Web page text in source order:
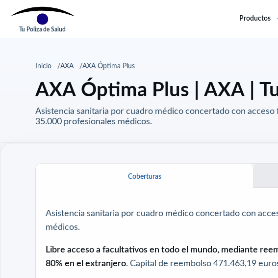
Tu Poliza de Salud
Productos
Inicio AXA AXA Óptima Plus
AXA Óptima Plus | AXA |
Asistencia sanitaria por cuadro médico concertado con acceso
35.000 profesionales médicos.
Coberturas
Asistencia sanitaria por cuadro médico concertado con
médicos.
Libre acceso a facultativos en todo el mundo, mediante
80% en el extranjero. Capital de reembolso 471.463,19